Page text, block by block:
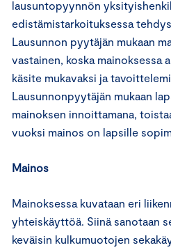
lausuntopyynnön
edistämistarkoituksessa
Lausunnon pyytäjän mukaan
vastainen, koska mainoksessa
käsite mukavaksi ja
Lausunnonpyytäjän mukaan
mainoksen innoittamana,
vuoksi mainos on lapsille
Mainos
Mainoksessa kuvataan eri
yhteiskäyttöä. Siinä sanotaan
keväisin kulkumuotojen